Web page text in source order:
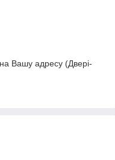
Вашу адресу (Двері-